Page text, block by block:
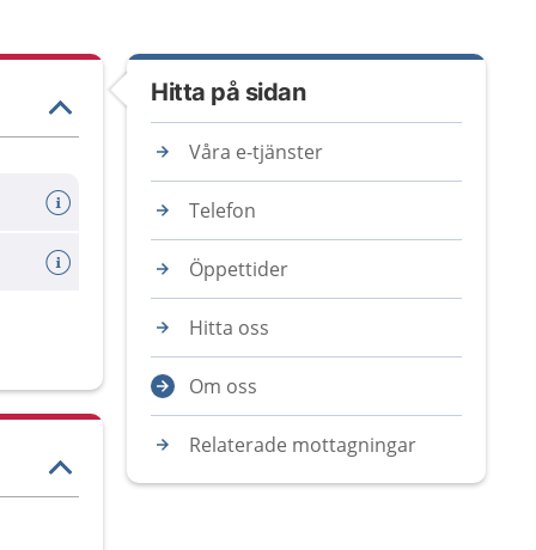
Hitta på sidan
Våra e-tjänster
Telefon
Öppettider
Hitta oss
Om oss
Relaterade mottagningar